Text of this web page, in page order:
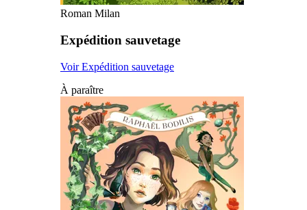
Roman Milan
Expédition sauvetage
Voir Expédition sauvetage
À paraître